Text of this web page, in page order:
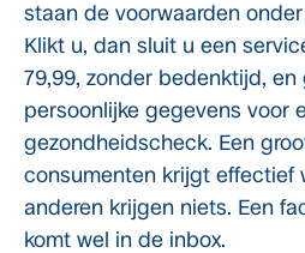
staan de voorwaarden onder
Klikt u, dan sluit u een
79,99, zonder bedenktijd, en
persoonlijke gegevens voor
gezondheidscheck. Een
consumenten krijgt effectief
anderen krijgen niets. Een
komt wel in de inbox.